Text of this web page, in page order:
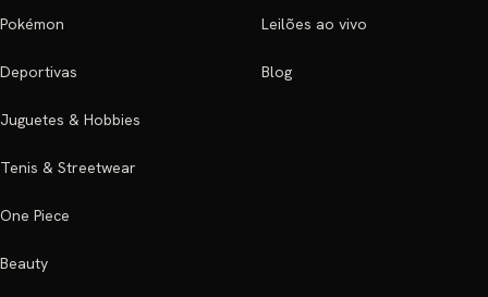
Pokémon
Deportivas
Juguetes & Hobbies
Tenis & Streetwear
One Piece
Beauty
Leilões ao vivo
Blog